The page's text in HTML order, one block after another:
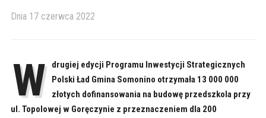
Dnia 17 czerwca 2022
W
drugiej edycji Programu Inwestycji Strategicznych
Polski Ład Gmina Somonino otrzymała 13 000 000
złotych dofinansowania na budowę przedszkola przy
ul. Topolowej w Goręczynie z przeznaczeniem dla 200